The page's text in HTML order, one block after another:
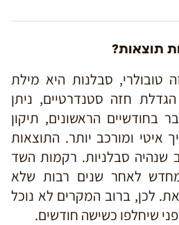
תוצאות?
טובולרי, סבלנות היא מילת
חזה סטנדרטיים, ניתן
בחודשיים הראשונים, תיקון
איטי ומורכב יותר. התוצאות
שנהיה סבלניות. רקמות השד
לאחר שנים רבות שלא
לכן, ברוב המקרים לא נוכל
שיחלפו כשישה חודשים.